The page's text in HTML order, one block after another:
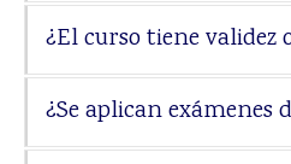
¿El curso tiene validez
¿Se aplican exámenes